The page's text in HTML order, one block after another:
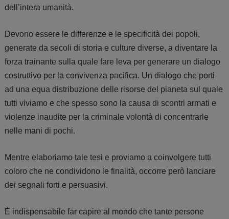
dell’intera umanità.
Devono essere le differenze e le specificità dei popoli,
generate da secoli di storia e culture diverse, a diventare la
forza trainante sulla quale fare leva per generare un dialogo
costruttivo per la convivenza pacifica. Un dialogo che porti
ad una equa distribuzione delle risorse del pianeta sul quale
tutti viviamo e che spesso sono la causa di scontri armati e
violenze inaudite per la criminale volontà di concentrarle
nelle mani di pochi.
Mentre elaboriamo tale tesi e proviamo a coinvolgere tutti
coloro che ne condividono le finalità, occorre però lanciare
dei segnali forti e persuasivi.
È indispensabile far capire al mondo che tante persone